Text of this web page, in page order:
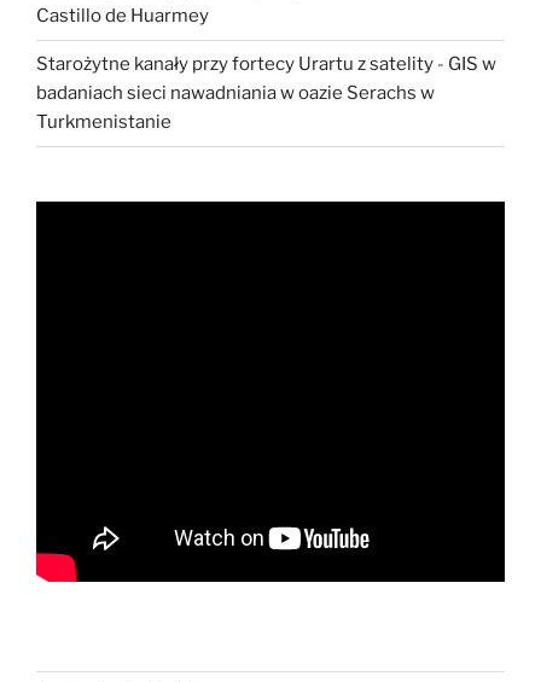
Castillo de Huarmey
Starożytne kanały przy fortecy Urartu z satelity - GIS w
badaniach sieci nawadniania w oazie Serachs w
Turkmenistanie